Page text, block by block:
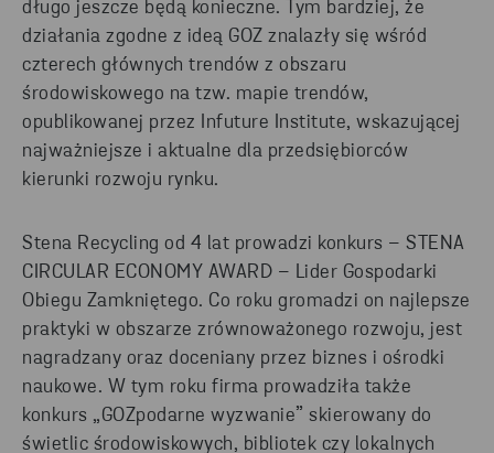
długo jeszcze będą konieczne. Tym bardziej, że
działania zgodne z ideą GOZ znalazły się wśród
czterech głównych trendów z obszaru
środowiskowego na tzw. mapie trendów,
opublikowanej przez Infuture Institute, wskazującej
najważniejsze i aktualne dla przedsiębiorców
kierunki rozwoju rynku.
Stena Recycling od 4 lat prowadzi konkurs – STENA
CIRCULAR ECONOMY AWARD – Lider Gospodarki
Obiegu Zamkniętego. Co roku gromadzi on najlepsze
praktyki w obszarze zrównoważonego rozwoju, jest
nagradzany oraz doceniany przez biznes i ośrodki
naukowe. W tym roku firma prowadziła także
konkurs „GOZpodarne wyzwanie” skierowany do
świetlic środowiskowych, bibliotek czy lokalnych